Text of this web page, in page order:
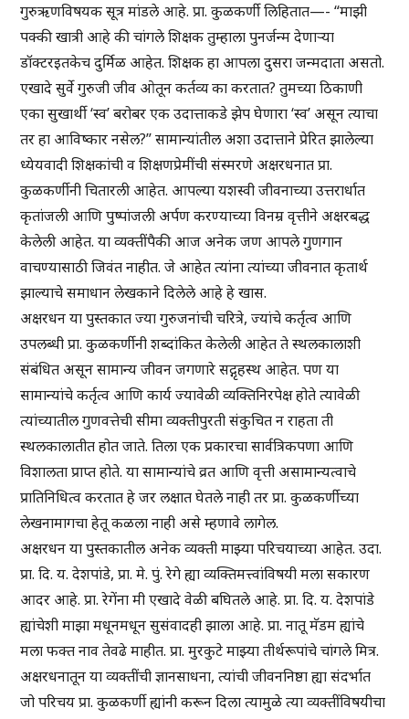
गुरुऋणविषयक सूत्र मांडले आहे. प्रा. कुळकर्णी लिहितात—- “माझी
पक्की खात्री आहे की चांगले शिक्षक तुम्हाला पुनर्जन्म देणाऱ्या
डॉक्टरइतकेच दुर्मिळ आहेत. शिक्षक हा आपला दुसरा जन्मदाता असतो.
एखादे सुर्वे गुरुजी जीव ओतून कर्तव्य का करतात? तुमच्या ठिकाणी
एका सुखार्थी ‘स्व’ बरोबर एक उदात्ताकडे झेप घेणारा ‘स्व’ असून त्याचा
तर हा आविष्कार नसेल?” सामान्यांतील अशा उदात्ताने प्रेरित झालेल्या
ध्येयवादी शिक्षकांची व शिक्षणप्रेमींची संस्मरणे अक्षरधनात प्रा.
कुळकर्णीनी चितारली आहेत. आपल्या यशस्वी जीवनाच्या उत्तरार्धात
कृतांजली आणि पुष्पांजली अर्पण करण्याच्या विनम्र वृत्तीने अक्षरबद्ध
केलेली आहेत. या व्यक्तींपैकी आज अनेक जण आपले गुणगान
वाचण्यासाठी जिवंत नाहीत. जे आहेत त्यांना त्यांच्या जीवनात कृतार्थ
झाल्याचे समाधान लेखकाने दिलेले आहे हे खास.
अक्षरधन या पुस्तकात ज्या गुरुजनांची चरित्रे, ज्यांचे कर्तृत्व आणि
उपलब्धी प्रा. कुळकर्णीनी शब्दांकित केलेली आहेत ते स्थलकालाशी
संबंधित असून सामान्य जीवन जगणारे सद्गृहस्थ आहेत. पण या
सामान्यांचे कर्तृत्व आणि कार्य ज्यावेळी व्यक्तिनिरपेक्ष होते त्यावेळी
त्यांच्यातील गुणवत्तेची सीमा व्यक्तीपुरती संकुचित न राहता ती
स्थलकालातीत होत जाते. तिला एक प्रकारचा सार्वत्रिकपणा आणि
विशालता प्राप्त होते. या सामान्यांचे व्रत आणि वृत्ती असामान्यत्वाचे
प्रातिनिधित्व करतात हे जर लक्षात घेतले नाही तर प्रा. कुळकर्णीच्या
लेखनामागचा हेतू कळला नाही असे म्हणावे लागेल.
अक्षरधन या पुस्तकातील अनेक व्यक्ती माझ्या परिचयाच्या आहेत. उदा.
प्रा. दि. य. देशपांडे, प्रा. मे. पुं. रेगे ह्या व्यक्तिमत्त्वांविषयी मला सकारण
आदर आहे. प्रा. रेगेंना मी एखादे वेळी बघितले आहे. प्रा. दि. य. देशपांडे
ह्यांचेशी माझा मधूनमधून सुसंवादही झाला आहे. प्रा. नातू मॅडम ह्यांचे
मला फक्त नाव तेवढे माहीत. प्रा. मुरकुटे माझ्या तीर्थरूपांचे चांगले मित्र.
अक्षरधनातून या व्यक्तींची ज्ञानसाधना, त्यांची जीवननिष्ठा ह्या संदर्भात
जो परिचय प्रा. कुळकर्णी ह्यांनी करून दिला त्यामुळे त्या व्यक्तींविषयीचा